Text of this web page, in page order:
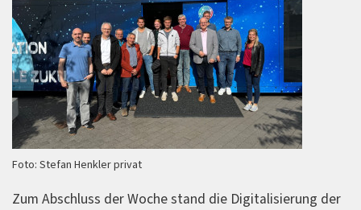
Foto: Stefan Henkler privat
Zum Abschluss der Woche stand die Digitalisierung der